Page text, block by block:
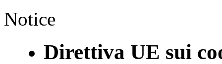
Notice
Direttiva UE sui